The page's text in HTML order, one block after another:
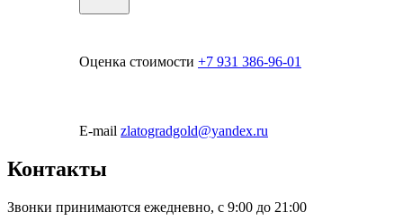
Оценка стоимости +7 931 386-96-01
E-mail zlatogradgold@yandex.ru
Контакты
Звонки принимаются ежедневно, с 9:00 до 21:00